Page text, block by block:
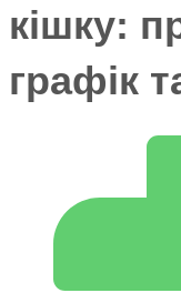
кішку:
графік